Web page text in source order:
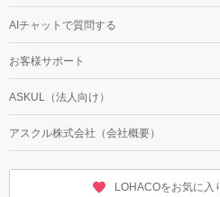
AIチャットで質問する
お客様サポート
ASKUL（法人向け）
アスクル株式会社（会社概要）
LOHACOをお気に入